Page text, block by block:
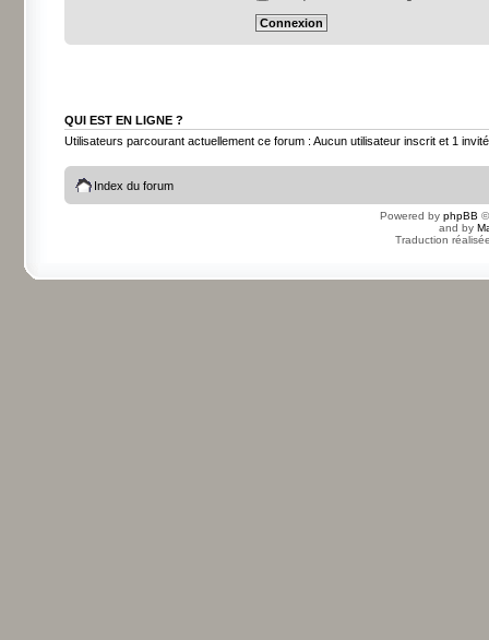
QUI EST EN LIGNE ?
Utilisateurs parcourant actuellement ce forum : Aucun utilisateur inscrit et 1 invité
Index du forum
Powered by phpBB
and by
Traduction